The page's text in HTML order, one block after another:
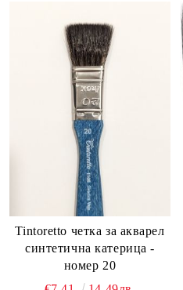
Tintoretto четка за акварел
синтетична катерица -
номер 20